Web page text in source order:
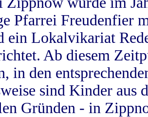
Pfarrei Freudenfier
ein Lokalvikariat
Ab diesem
in den
sind Kinder aus
Gründen - in